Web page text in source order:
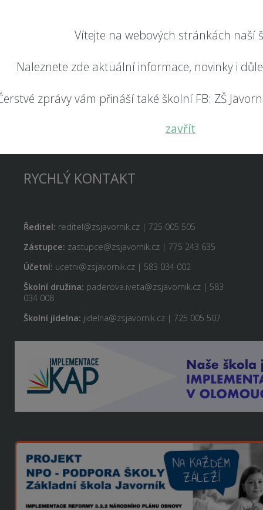
Vítejte na webových stránkách naší
Naleznete zde aktuální informace, novinky i
zprávy vám přináší také školní FB: ZŠ
zavřít
RYCHLÝ KONTAKT
Ředitel: reditel@zsjavornik.cz | 725 005 505
Zástupce: zastupce@zsjavornik.cz | 775 243 635
Účetní: ucetni@zsjavornik.cz | 583 034 002
Školní družina: paderova.iveta@zsjavornik.cz | 583
034 008
Školní jídelna: jidelna@zsjavornik.cz | 725 005 507